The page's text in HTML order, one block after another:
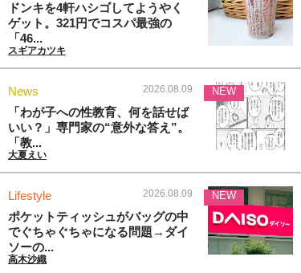
ドンキを4軒ハシゴしてようやく
ゲット。321円でコスパ最強の
「46...
スギアカツキ
News 2026.08.09
「わが子への性教育、何を話せば
いい？」専門家の“意外な答え”。
「教...
大夏えい
NEW
Lifestyle 2026.08.09
ポケットティッシュがバッグの中
でぐちゃぐちゃになる問題→ダイ
ソーの...
高木沙織
NEW